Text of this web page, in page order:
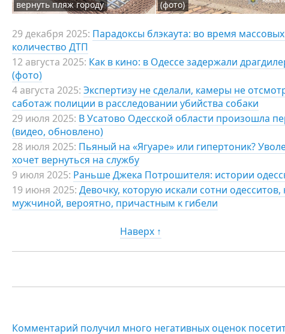
вернуть пляж городу
(фото)
29 декабря 2025: Парадоксы блэкаута: во время
количество ДТП
12 августа 2025: Как в кино: в Одессе задержали
(фото)
4 августа 2025: Экспертизу не сделали, камеры не
саботаж полиции в расследовании убийства собаки
29 июля 2025: В Усатово Одесской области произошла
(видео, обновлено)
28 июля 2025: Пьяный на «Ягуаре» или гипертоник?
хочет вернуться на службу
9 июля 2025: Раньше Джека Потрошителя: истории
19 июня 2025: Девочку, которую искали сотни
мужчиной, вероятно, причастным к гибели
Наверх ↑
Комментарий получил много негативных оценок